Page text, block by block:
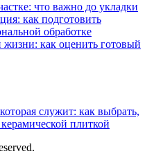
что важно до укладки
как подготовить
обработке
жизни: как оценить готовый
служит: как выбрать,
плиткой